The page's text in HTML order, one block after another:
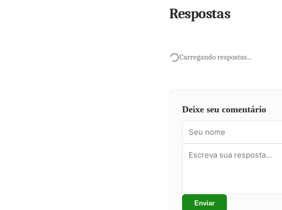
Respostas
Carregando respostas...
Deixe seu comentário
Enviar